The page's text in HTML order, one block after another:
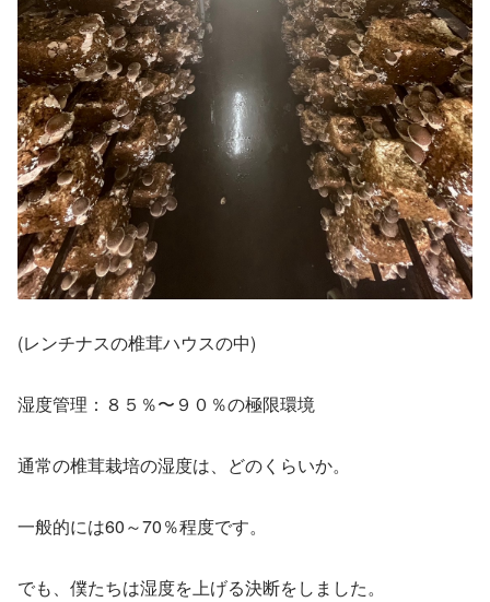
(レンチナスの椎茸ハウスの中)
湿度管理：８５％〜９０％の極限環境
通常の椎茸栽培の湿度は、どのくらいか。
一般的には60～70％程度です。
でも、僕たちは湿度を上げる決断をしました。